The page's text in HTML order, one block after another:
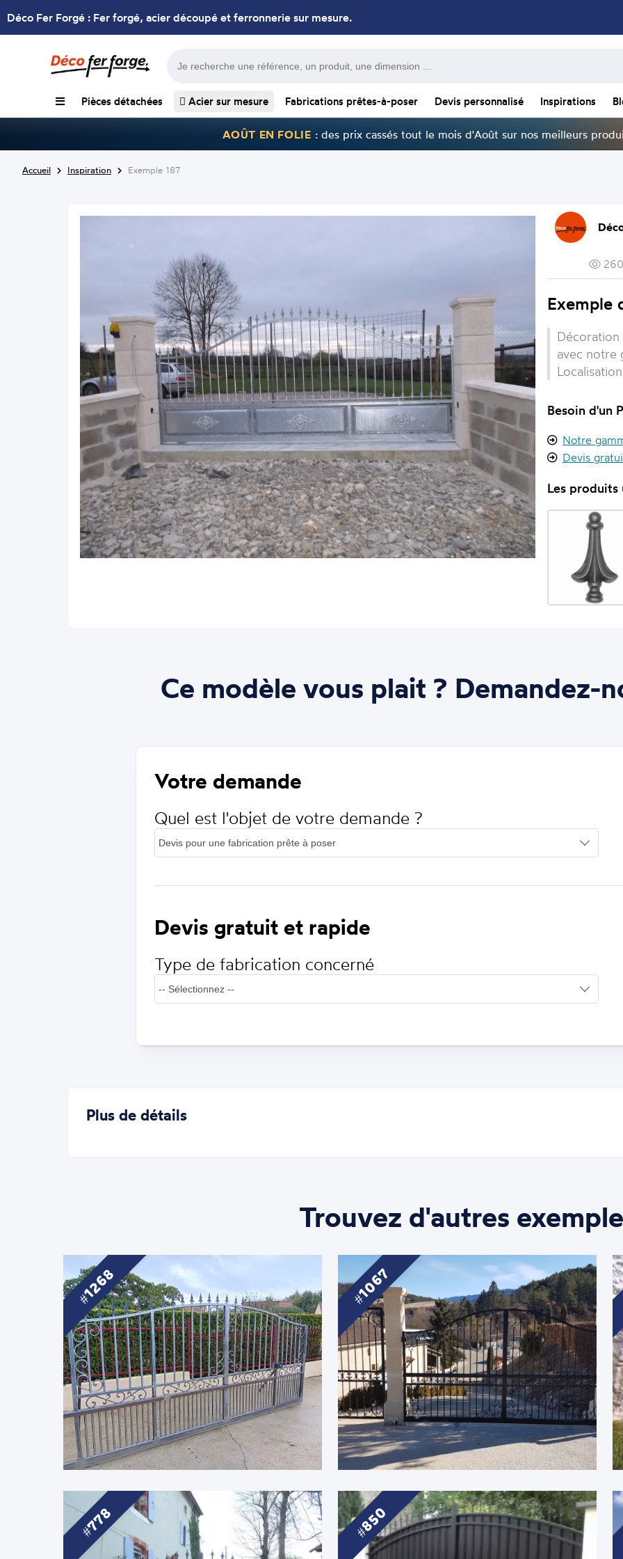
Déco Fer Forgé : Fer forgé, acier découpé et ferronnerie sur mesure.
Pièces détachées Acier sur mesure Fabrications prêtes-à-poser Devis personnalisé Inspirations
AOÛT EN FOLIE : des prix cassés tout le mois d'Août sur nos meilleurs
Accueil Inspiration Exemple 187
Exemple
avec notre
Besoin d'un
Notre
Devis
Les produits
Ce modèle vous plait ? Demandez-
Votre demande
Quel est l'objet de votre demande ?
Devis gratuit et rapide
Type de fabrication concerné
Plus de détails
Trouvez d'autres
1268 1067
778 850